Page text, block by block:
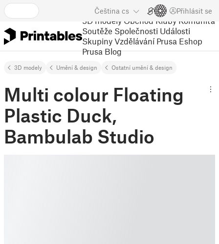
Čeština cs Přihlásit se
3D modely Obchod Kluby Komunita
Soutěže Společnosti Události
Skupiny Vzdělávání Prusa Eshop
Prusa Blog
3D modely Umění & design Ostatní umění & design
Multi colour Floating
Plastic Duck,
Bambulab Studio